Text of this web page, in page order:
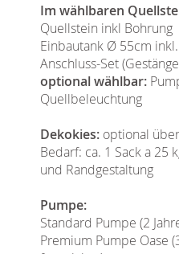
Im wählbaren
Quellstein inkl Bohrung
Einbautank Ø 55cm
Anschluss-Set
optional wählbar:
Quellbeleuchtung
Dekokies: optional
Bedarf: ca. 1 Sack a 25
und Randgestaltung
Pumpe:
Standard Pumpe (2
Premium Pumpe Oase